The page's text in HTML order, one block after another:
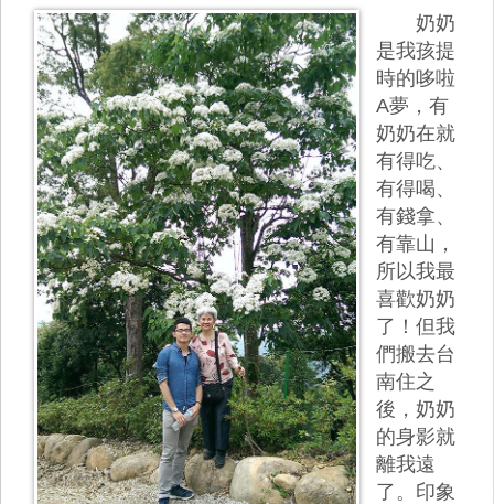
奶奶
是我孩提
時的哆啦
A夢，有
奶奶在就
有得吃、
有得喝、
有錢拿、
有靠山，
所以我最
喜歡奶奶
了！但我
們搬去台
南住之
後，奶奶
的身影就
離我遠
了。印象